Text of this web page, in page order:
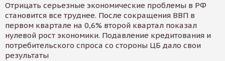
Отрицать серьезные экономические проблемы в РФ
становится все труднее. После сокращения ВВП в
первом квартале на 0,6% второй квартал показал
нулевой рост экономики. Подавление кредитования и
потребительского спроса со стороны ЦБ дало свои
результаты